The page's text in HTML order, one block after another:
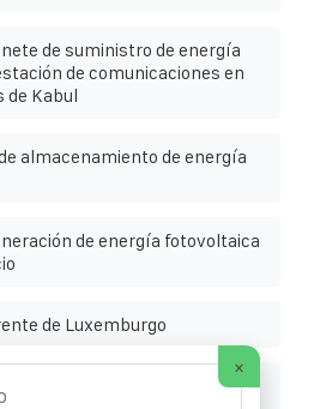
de suministro de energía
de comunicaciones en
de Kabul
almacenamiento de energía
de energía fotovoltaica
de Luxemburgo
integrado tipo gabinete de
×